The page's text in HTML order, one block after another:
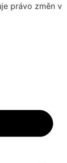
právo změn v